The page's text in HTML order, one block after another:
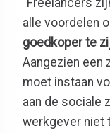
alle voordelen
goedkoper te
Aangezien een
moet instaan
aan de sociale
werkgever niet